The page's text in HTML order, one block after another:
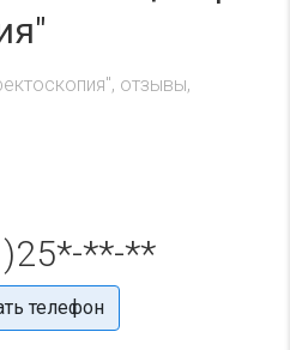
отзывы,
**-**
телефон